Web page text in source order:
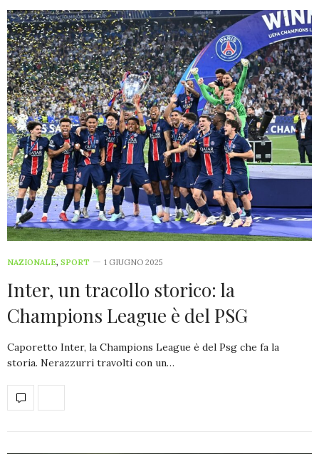
NAZIONALE, SPORT 1 GIUGNO 2025
Inter, un tracollo storico: la
Champions League è del PSG
Caporetto Inter, la Champions League è del Psg che fa la
storia. Nerazzurri travolti con un…